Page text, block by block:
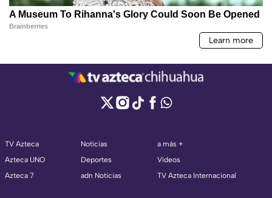
TV Azteca
Azteca UNO
Azteca 7
Noticias
Deportes
adn Noticias
a más +
Videos
TV Azteca Internacional